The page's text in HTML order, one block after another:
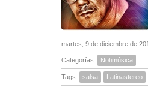
martes, 9 de diciembre de
Categorías: Notimúsica
Tags: salsa Latinastereo